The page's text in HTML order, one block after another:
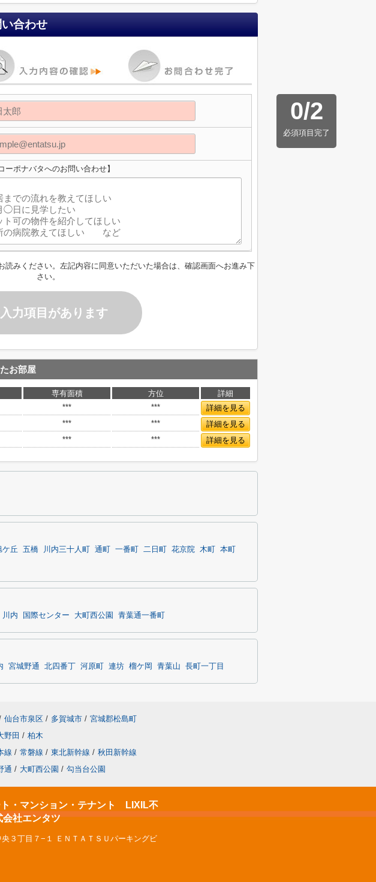
合わせ
0/2
必須項目完了
ーポナバタへのお問い合わせ】
読みください。左記内容に同意いただいた場合は、確認画面へお進み下
さい。
力項目があります
お部屋
専有面積 方位
詳細
*** ***
詳細を見る
*** ***
詳細を見る
*** *** 詳細を見る
ケ丘 五橋 川内三十人町 通町 一番町 二日町 花京院 木町
本町
川内 国際センター 大町西公園 青葉通一番町
宮城野通 北四番丁 河原町 連坊 榴ケ岡 青葉山 長町一丁目
仙台市泉区 / 多賀城市 / 宮城郡松島町
野田 / 柏木
線 / 常磐線 / 東北新幹線 / 秋田新幹線
通 / 大町西公園 / 勾当台公園
・マンション・テナント LIXIL不
会社エンタツ
３丁目７−１ ＥＮＴＡＴＳＵパーキングビ